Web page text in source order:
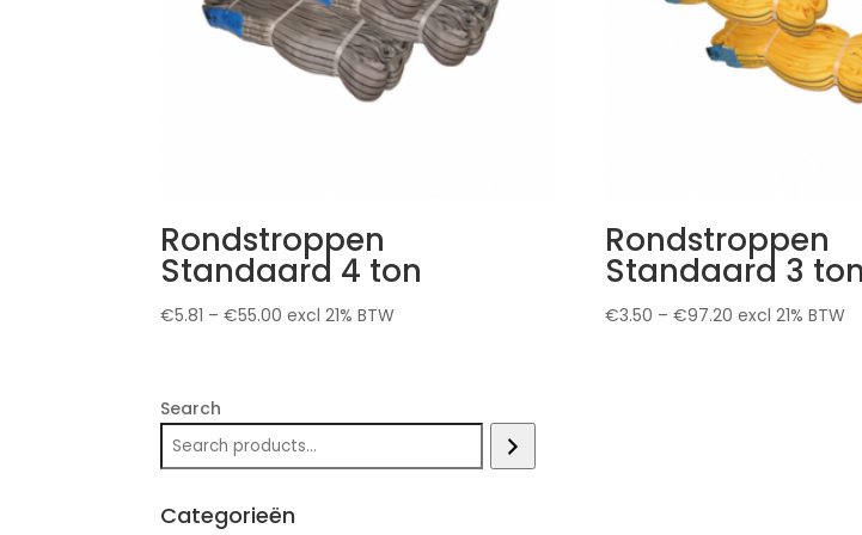
Rondstroppen
Standaard 4 ton
€5.81 –€55.00 excl 21% BTW
Rondstroppen
Standaard 3 ton
€3.50 – €97.20 excl 21% BTW
Search
Categorieën